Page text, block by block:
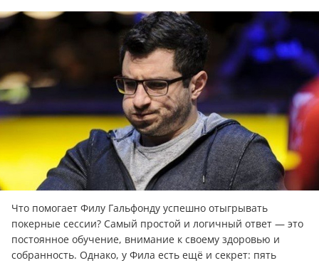
Что помогает Филу Гальфонду успешно отыгрывать
покерные сессии? Самый простой и логичный ответ — это
постоянное обучение, внимание к своему здоровью и
собранность. Однако, у Фила есть ещё и секрет: пять